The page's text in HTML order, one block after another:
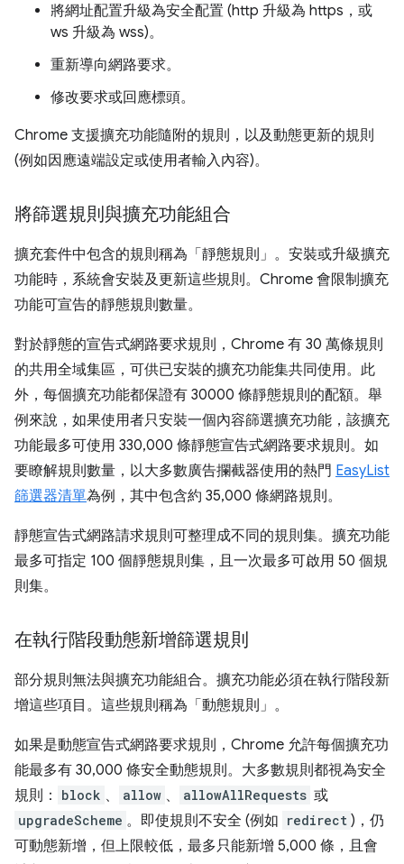
將網址配置升級為安全配置 (http 升級為 https，或
ws 升級為 wss)。
重新導向網路要求。
修改要求或回應標頭。
Chrome 支援擴充功能隨附的規則，以及動態更新的規則
(例如因應遠端設定或使用者輸入內容)。
將篩選規則與擴充功能組合
擴充套件中包含的規則稱為「靜態規則」。安裝或升級擴充
功能時，系統會安裝及更新這些規則。Chrome 會限制擴充
功能可宣告的靜態規則數量。
對於靜態的宣告式網路要求規則，Chrome 有 30 萬條規則
的共用全域集區，可供已安裝的擴充功能集共同使用。此
外，每個擴充功能都保證有 30000 條靜態規則的配額。舉
例來說，如果使用者只安裝一個內容篩選擴充功能，該擴充
功能最多可使用 330,000 條靜態宣告式網路要求規則。如
要瞭解規則數量，以大多數廣告攔截器使用的熱門 EasyList
篩選器清單為例，其中包含約 35,000 條網路規則。
靜態宣告式網路請求規則可整理成不同的規則集。擴充功能
最多可指定 100 個靜態規則集，且一次最多可啟用 50 個規
則集。
在執行階段動態新增篩選規則
部分規則無法與擴充功能組合。擴充功能必須在執行階段新
增這些項目。這些規則稱為「動態規則」。
如果是動態宣告式網路要求規則，Chrome 允許每個擴充功
能最多有 30,000 條安全動態規則。大多數規則都視為安全
規則：
block 、 allow 、 allowAllRequests 或
upgradeScheme 。即使規則不安全 (例如 redirect )，仍
可動態新增，但上限較低，最多只能新增 5,000 條，且會